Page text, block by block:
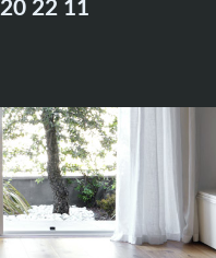
22 11